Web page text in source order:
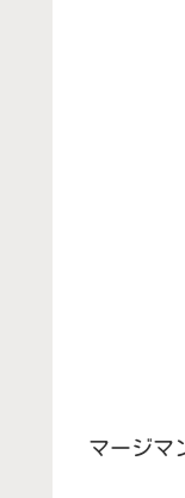
マージマ